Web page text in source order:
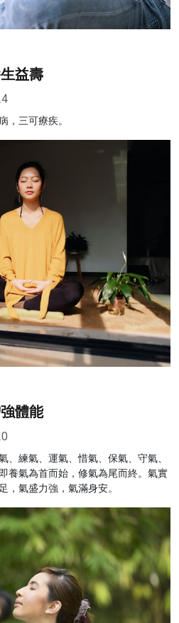
益壽
，三可療疾。
體能
、練氣、運氣、惜氣、保氣、守氣、
養氣為首而始，修氣為尾而終。氣實
，氣盛力強，氣滿身安。